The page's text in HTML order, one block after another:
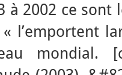
à 2002 ce
l’emportent
mondial.